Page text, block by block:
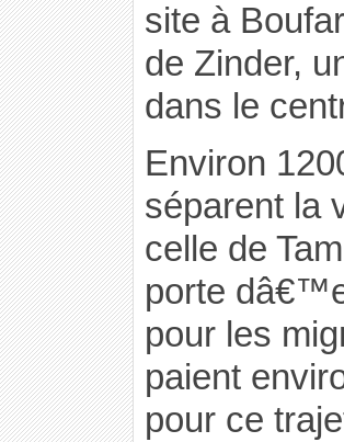
site à
de Zinder,
dans le
Environ
séparent la
celle de
porte
pour les
paient
pour ce